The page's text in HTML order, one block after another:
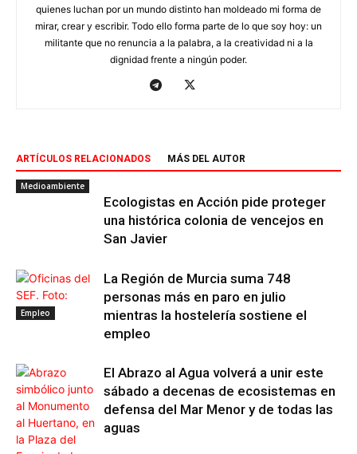
quienes luchan por un mundo distinto han moldeado mi forma de
mirar, crear y escribir. Todo ello forma parte de lo que soy hoy: un
militante que no renuncia a la palabra, a la creatividad ni a la
dignidad frente a ningún poder.
ARTÍCULOS RELACIONADOS MÁS DEL AUTOR
Medioambiente
Ecologistas en Acción pide proteger
una histórica colonia de vencejos en
San Javier
Empleo
La Región de Murcia suma 748
personas más en paro en julio
mientras la hostelería sostiene el
empleo
El Abrazo al Agua volverá a unir este
sábado a decenas de ecosistemas en
defensa del Mar Menor y de todas las
aguas